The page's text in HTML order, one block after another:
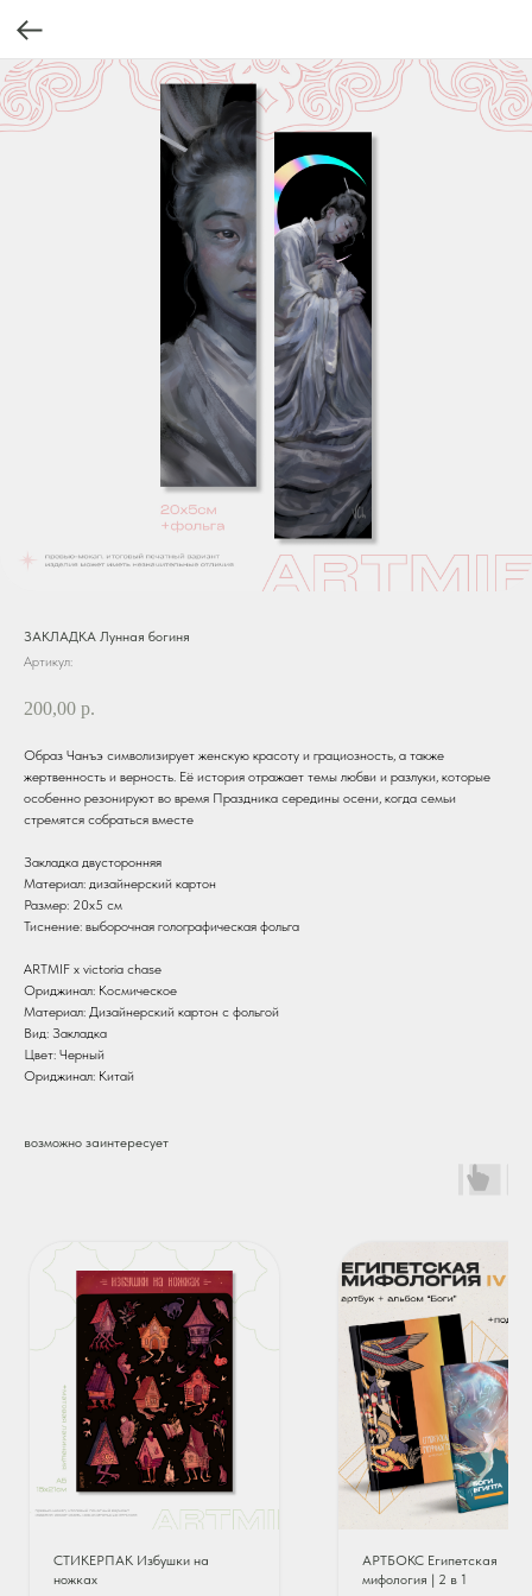
ЗАКЛАДКА Лунная богиня
Артикул:
200,00 р.
Образ Чанъэ символизирует женскую красоту и грациозность, а также
жертвенность и верность. Её история отражает темы любви и разлуки, которые
особенно резонируют во время Праздника середины осени, когда семьи
стремятся собраться вместе
Закладка двусторонняя
Материал: дизайнерский картон
Размер: 20х5 см
Тиснение: выборочная голографическая фольга
ARTMIF х victoria chase
Ориджинал: Космическое
Материал: Дизайнерский картон с фольгой
Вид: Закладка
Цвет: Черный
Ориджинал: Китай
возможно заинтересует
СТИКЕРПАК Избушки на
ножках
АРТБОКС Египетская
мифология | 2 в 1